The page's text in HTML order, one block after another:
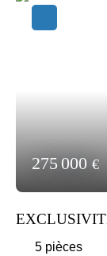
275 000 €
5 pièces